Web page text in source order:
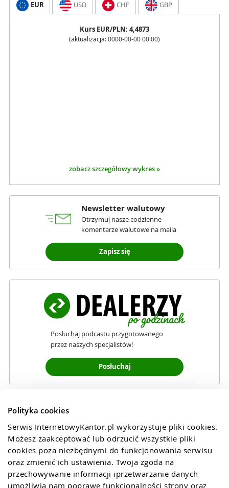
Polityka cookies
Serwis InternetowyKantor.pl wykorzystuje pliki cookies.
Możesz zaakceptować lub odrzucić wszystkie pliki
cookies poza niezbędnymi do funkcjonowania serwisu
oraz zmienić ich ustawienia. Twoja zgoda na
przechowywanie informacji iprzetwarzanie danych
umożliwia nam poprawę funkcjonalności strony oraz
EUR USD CHF GBP
Kurs EUR/PLN: 4,4873
(aktualizacja: 0000-00-00 00:00)
zobacz szczegółowy wykres »
Newsletter walutowy
Otrzymuj nasze codzienne
komentarze walutowe na maila
Zapisz się
Posłuchaj podcastu przygotowanego
przez naszych specjalistów!
Posłuchaj